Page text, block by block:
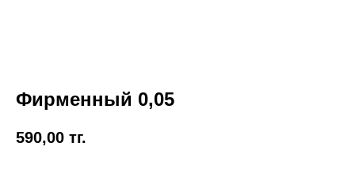
Фирменный 0,05
590,00 тг.